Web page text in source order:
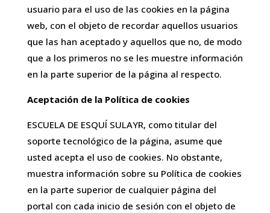
usuario para el uso de las cookies en la página
web, con el objeto de recordar aquellos usuarios
que las han aceptado y aquellos que no, de modo
que a los primeros no se les muestre información
en la parte superior de la página al respecto.
Aceptación de la Política de cookies
ESCUELA DE ESQUÍ SULAYR, como titular del
soporte tecnológico de la página, asume que
usted acepta el uso de cookies. No obstante,
muestra información sobre su Política de cookies
en la parte superior de cualquier página del
portal con cada inicio de sesión con el objeto de